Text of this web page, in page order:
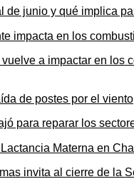
de junio y qué implica
a impactar en los
para reparar los
invita al cierre de la